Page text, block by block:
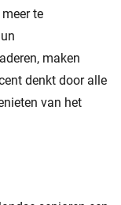
te
maken
denkt door alle
van het